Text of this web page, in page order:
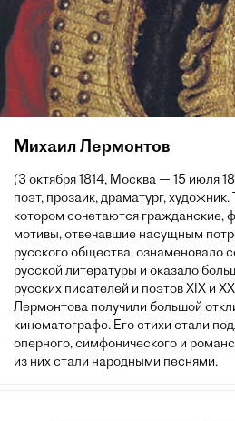
Михаил Лермонтов
(3 октября 1814, Москва — 15 июля
поэт, прозаик, драматург,
котором сочетаются гражданские,
мотивы, отвечавшие насущным
русского общества, ознаменовало
русской литературы и оказало
русских писателей и поэтов XIX и
Лермонтова получили большой
кинематографе. Его стихи стали
оперного, симфонического и
из них стали народными песнями.